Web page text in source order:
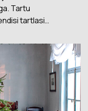
Tartu
tartlasi…